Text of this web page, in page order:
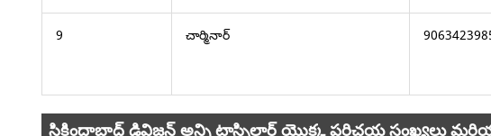
9 చార్మినార్
సికింద్రాబాద్ డివిజన్ అన్ని టాస్సిల్దార్ యొక్క పరిచయ సంఖ్యలు